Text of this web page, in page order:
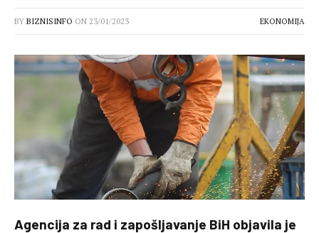
BY BIZNISINFO ON 23/01/2023 EKONOMIJA
Agencija za rad i zapošljavanje BiH objavila je